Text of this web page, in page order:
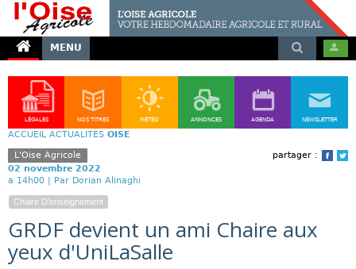
MENU
LÉGALES NOS TITRES MÉTÉO ANNONCES AGENDA NEWSLETTER
ACCUEIL ACTUALITÉS OISE
partager :
L'Oise Agricole
02 novembre 2022
a 14h00 | Par Dorian Alinaghi
Chaire D'enseignement
GRDF devient un ami Chaire aux
yeux d'UniLaSalle